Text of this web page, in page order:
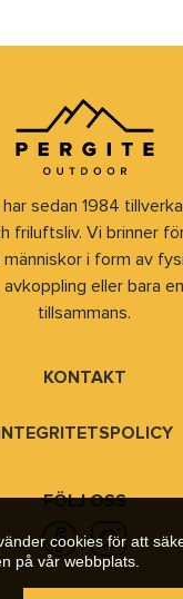
cookies för att
på vår webbplats.
sedan 1984
friluftsliv. Vi brinner
i form av
eller bara
tillsammans.
FÖLJ OSS
KONTAKT
INTEGRITETSPOLICY